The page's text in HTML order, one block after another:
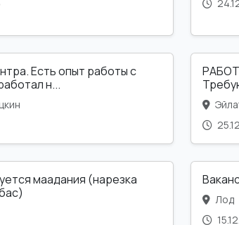
Есть опыт работы с
н...
маадания (нарезка
Лод